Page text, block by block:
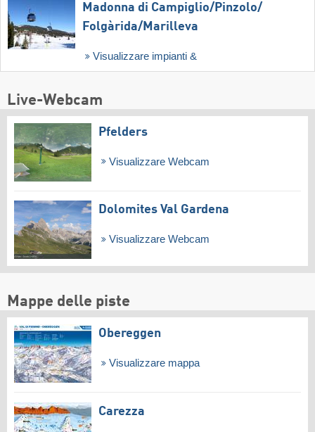
Madonna di Campiglio/​Pinzolo/​
Folgàrida/​Marilleva
Visualizzare impianti &
Live-Webcam
Pfelders
Visualizzare Webcam
Dolomites Val Gardena
Visualizzare Webcam
Mappe delle piste
Obereggen
Visualizzare mappa
Carezza